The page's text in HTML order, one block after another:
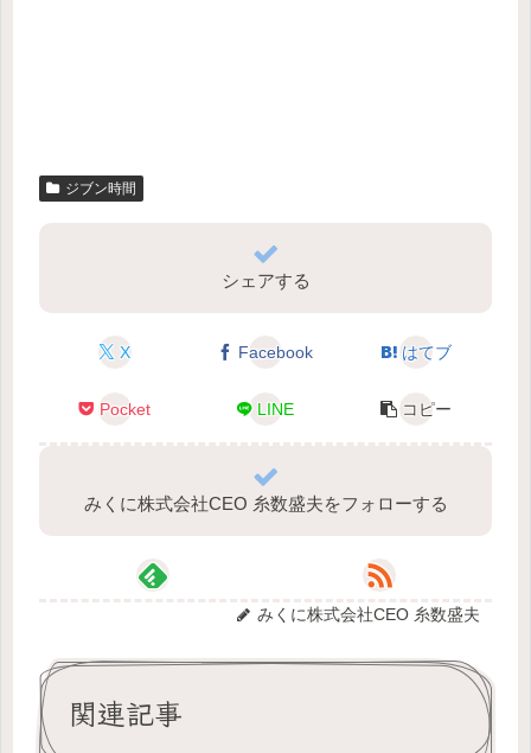
ジブン時間
シェアする
X Facebook はてブ
Pocket LINE コピー
みくに株式会社CEO 糸数盛夫をフォローする
みくに株式会社CEO 糸数盛夫
関連記事